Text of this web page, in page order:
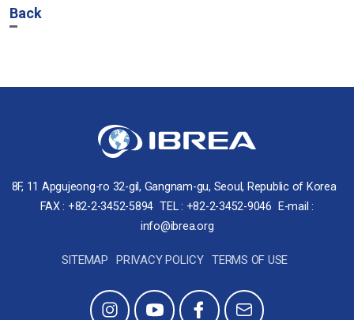
Back
8F, 11 Apgujeong-ro 32-gil, Gangnam-gu, Seoul, Republic of Korea
FAX : +82-2-3452-5894 TEL : +82-2-3452-9046
E-mail :
info@ibrea.org
SITEMAP PRIVACY POLICY TERMS OF USE